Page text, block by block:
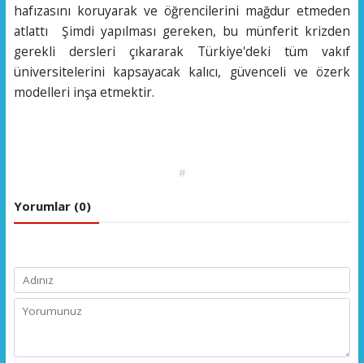
hafızasını koruyarak ve öğrencilerini mağdur etmeden
atlattı Şimdi yapılması gereken, bu münferit krizden
gerekli dersleri çıkararak Türkiye'deki tüm vakıf
üniversitelerini kapsayacak kalıcı, güvenceli ve özerk
modelleri inşa etmektir.
#
Yorumlar (0)